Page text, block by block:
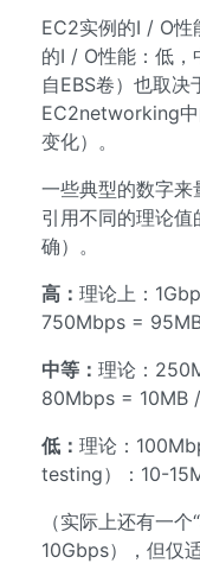
EC2实例的I / O性
的I / O性能：低
自EBS卷）也取
EC2networking中
变化）。
一些典型的数字
引用不同的理论
确）。
高： 理论上：
750Mbps =
中等： 理论：
80Mbps = 10MB
低： 理论：
testing）：10-
（实际上还有一
10Gbps），但仅